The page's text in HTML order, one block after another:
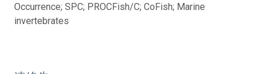
Occurrence; SPC; PROCFish/C; CoFish; Marine
invertebrates